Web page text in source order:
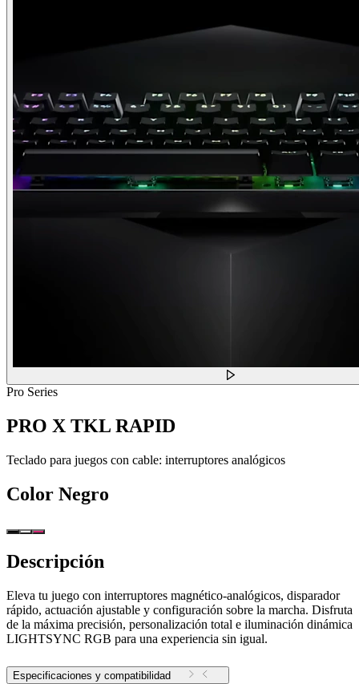
Pro Series
PRO X TKL RAPID
Teclado para juegos con cable: interruptores analógicos
Color Negro
Descripción
Eleva tu juego con interruptores magnético-analógicos, disparador
rápido, actuación ajustable y configuración sobre la marcha. Disfruta
de la máxima precisión, personalización total e iluminación dinámica
LIGHTSYNC RGB para una experiencia sin igual.
Especificaciones y compatibilidad